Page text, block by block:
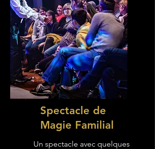
Spectacle de
Magie Familial
Un spectacle avec quelques